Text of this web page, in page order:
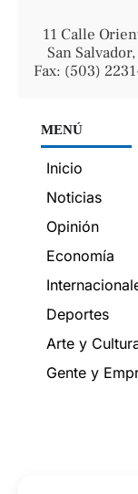
11 Calle
San
Fax: (503)
MENÚ
Inicio
Noticias
Opinión
Economía
Deportes
Arte y
Gente y